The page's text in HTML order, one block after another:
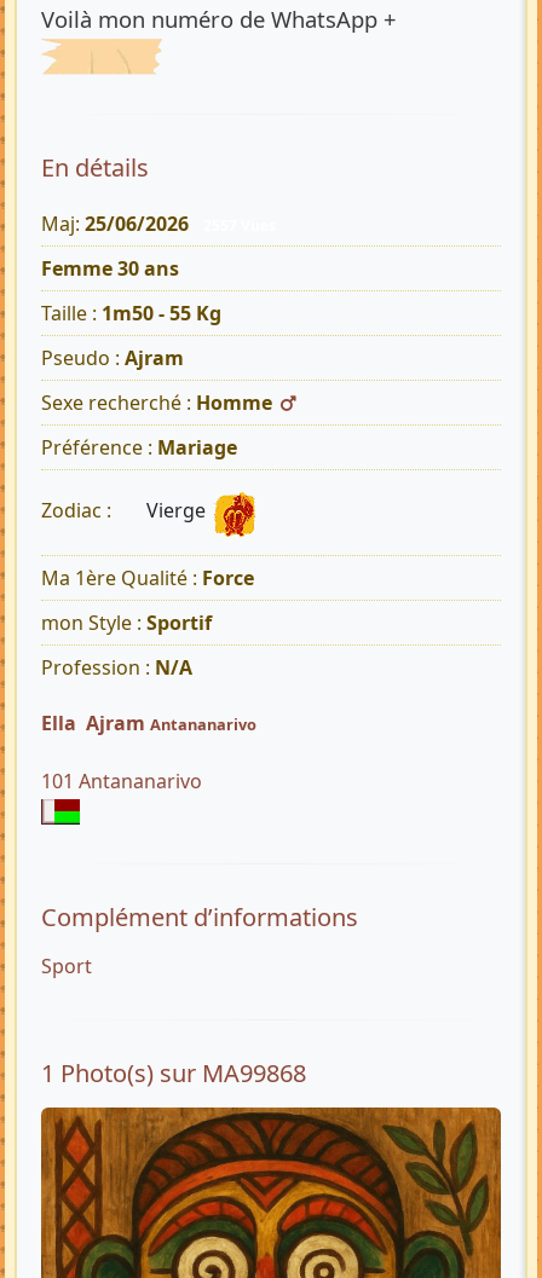
Voilà mon numéro de WhatsApp +
En détails
Maj: 25/06/2026
Femme 30 ans
Taille : 1m50 - 55 Kg
Pseudo : Ajram
Sexe recherché : Homme
Préférence : Mariage
Zodiac : Vierge
Ma 1ère Qualité : Force
mon Style : Sportif
Profession : N/A
Ella Ajram Antananarivo
101 Antananarivo
Complément d’informations
Sport
1 Photo(s) sur MA99868